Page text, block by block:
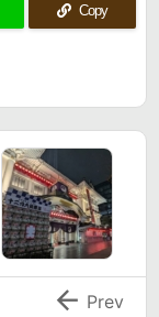
Copy
 Prev